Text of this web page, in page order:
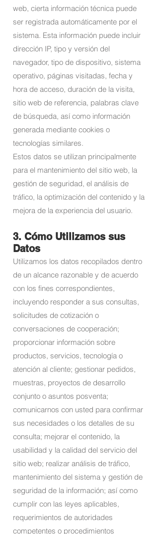
web, cierta información técnica puede
ser registrada automáticamente por el
sistema. Esta información puede incluir
dirección IP, tipo y versión del
navegador, tipo de dispositivo, sistema
operativo, páginas visitadas, fecha y
hora de acceso, duración de la visita,
sitio web de referencia, palabras clave
de búsqueda, así como información
generada mediante cookies o
tecnologías similares.
Estos datos se utilizan principalmente
para el mantenimiento del sitio web, la
gestión de seguridad, el análisis de
tráfico, la optimización del contenido y la
mejora de la experiencia del usuario.
3. Cómo Utilizamos sus
Datos
Utilizamos los datos recopilados dentro
de un alcance razonable y de acuerdo
con los fines correspondientes,
incluyendo responder a sus consultas,
solicitudes de cotización o
conversaciones de cooperación;
proporcionar información sobre
productos, servicios, tecnología o
atención al cliente; gestionar pedidos,
muestras, proyectos de desarrollo
conjunto o asuntos posventa;
comunicarnos con usted para confirmar
sus necesidades o los detalles de su
consulta; mejorar el contenido, la
usabilidad y la calidad del servicio del
sitio web; realizar análisis de tráfico,
mantenimiento del sistema y gestión de
seguridad de la información; así como
cumplir con las leyes aplicables,
requerimientos de autoridades
competentes o procedimientos